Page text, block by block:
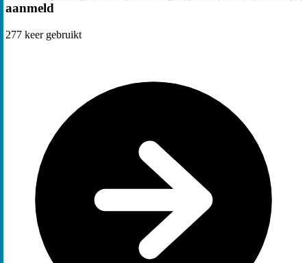
aanmeld
277 keer gebruikt